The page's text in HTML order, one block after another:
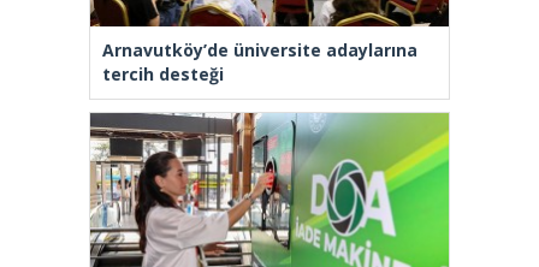
Arnavutköy’de üniversite adaylarına
tercih desteği